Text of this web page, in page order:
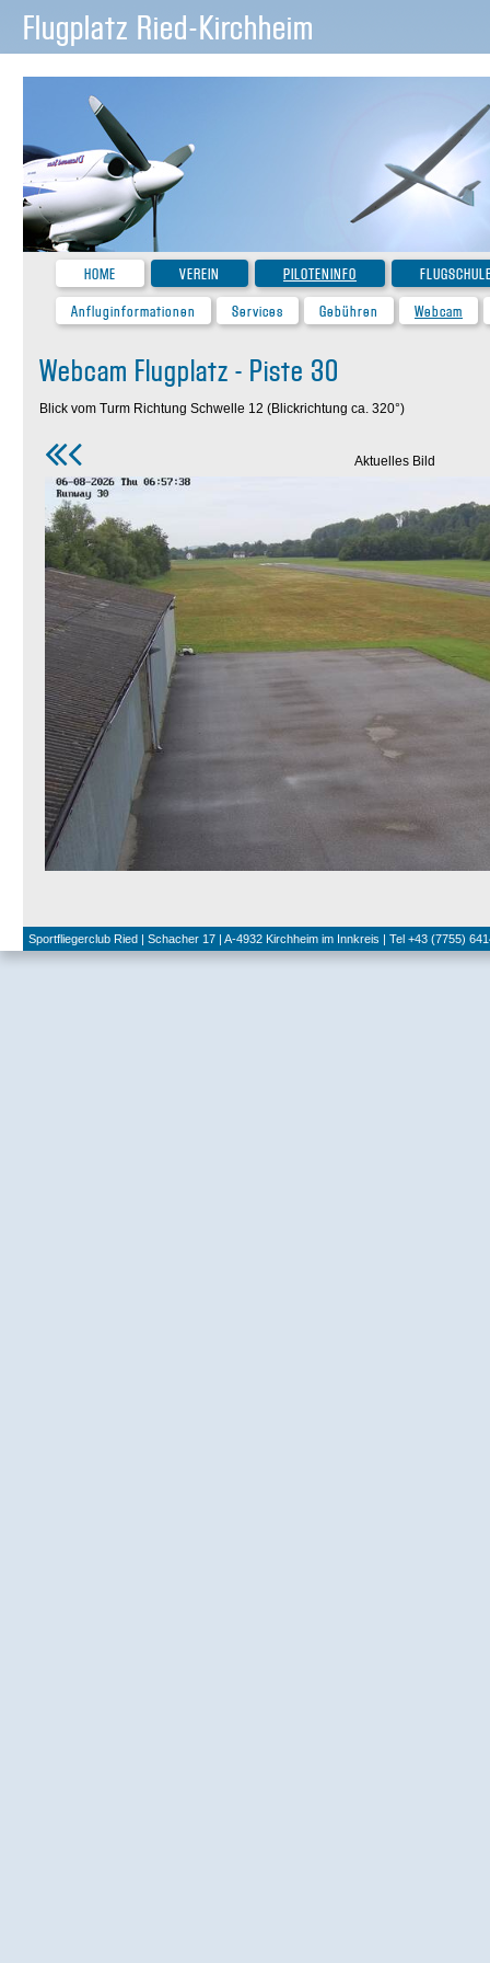
Flugplatz Ried-Kirchheim
HOME VEREIN PILOTENINFO
Anfluginformationen
Services Gebühren Webcam
Webcam Flugplatz - Piste 30
Blick vom Turm Richtung Schwelle 12 (Blickrichtung ca. 320°)
Aktuelles Bild
Sportfliegerclub Ried | Schacher 17 | A-4932 Kirchheim im Innkreis | Tel +43 (7755)